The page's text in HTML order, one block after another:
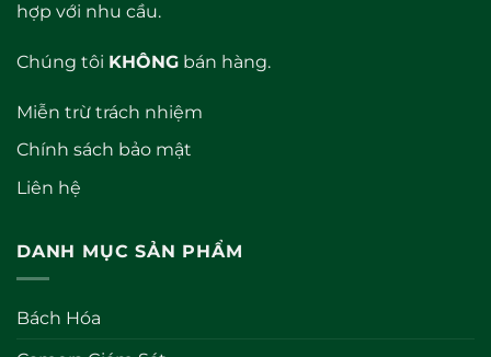
hợp với nhu cầu.
Chúng tôi KHÔNG bán hàng.
Miễn trừ trách nhiệm
Chính sách bảo mật
Liên hệ
DANH MỤC SẢN PHẨM
Bách Hóa